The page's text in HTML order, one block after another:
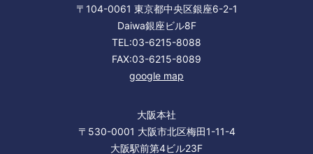
〒104-0061 東京都中央区銀座6-2-1
Daiwa銀座ビル8F
TEL:03-6215-8088
FAX:03-6215-8089
google map
大阪本社
〒530-0001 大阪市北区梅田1-11-4
大阪駅前第4ビル23F